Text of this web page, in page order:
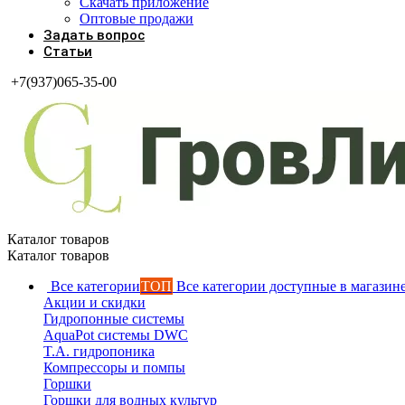
Оптовые продажи
Задать вопрос
Статьи
+7(937)065-35-00
Каталог товаров
Каталог товаров
Все категорииТОП Все категории доступные в
Акции и скидки
Гидропонные системы
AquaPot системы DWC
T.A. гидропоника
Компрессоры и помпы
Горшки
Горшки для водных культур